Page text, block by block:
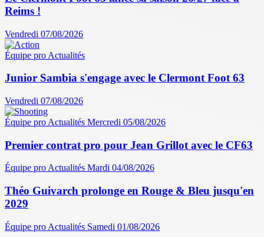
Reims !
Vendredi 07/08/2026
Équipe pro Actualités
Junior Sambia s'engage avec le Clermont Foot 63
Vendredi 07/08/2026
Équipe pro Actualités Mercredi 05/08/2026
Premier contrat pro pour Jean Grillot avec le CF63
Équipe proActualités Mardi 04/08/2026
Théo Guivarch prolonge en Rouge & Bleu jusqu'en
2029
Équipe pro Actualités Samedi 01/08/2026